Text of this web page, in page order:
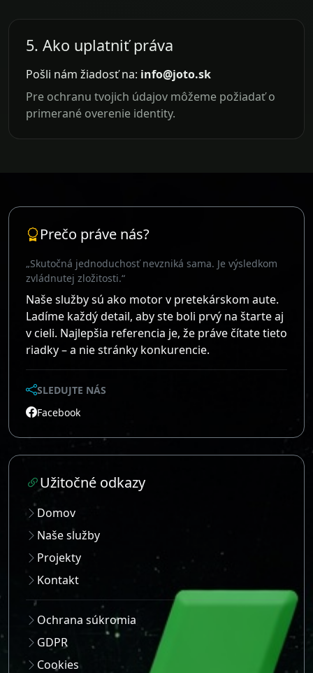
5. Ako uplatniť práva
Pošli nám žiadosť na: info@joto.sk
Pre ochranu tvojich údajov môžeme požiadať o
primerané overenie identity.
Prečo práve nás?
„Skutočná jednoduchosť nevzniká sama. Je výsledkom
zvládnutej zložitosti.“
Naše služby sú ako motor v pretekárskom aute.
Ladíme každý detail, aby ste boli prvý na štarte aj
v cieli. Najlepšia referencia je, že práve čítate tieto
riadky – a nie stránky konkurencie.
SLEDUJTE NÁS
Facebook
Užitočné odkazy
Domov
Naše služby
Projekty
Kontakt
Ochrana súkromia
GDPR
Cookies